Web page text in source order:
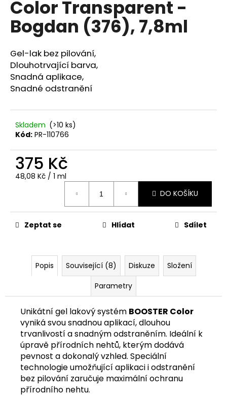
Color Transparent -
Bogdan (376), 7,8ml
Gel-lak bez pilování,
Dlouhotrvající barva,
Snadná aplikace,
Snadné odstranění
Skladem (>10 ks)
Kód: PR-110766
375 Kč
Měrná
48,08 Kč / 1 ml
DO KOŠÍKU
Zeptat se Hlídat Sdílet
Popis Související (8) Diskuze
Složení
Parametry
Unikátní gel lakový systém BOOSTER Color
vyniká svou snadnou aplikací, dlouhou
trvanlivostí a snadným odstraněním. Ideální k
úpravě přírodních nehtů, kterým dodává
pevnost a dokonalý vzhled. Speciální
technologie umožňující aplikaci i odstranění
bez pilování zaručuje maximální ochranu
přírodního nehtu.
a
j
t
?
D
o
č